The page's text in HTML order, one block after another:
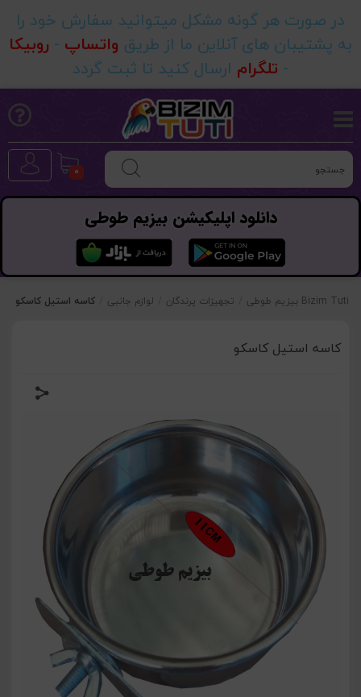
در صورت هر گونه مشکل میتوانید سفارش خود را
به پشتیبان های آنلاین ما از طریق واتساپ - روبیکا
- تلگرام ارسال کنید تا ثبت گردد
0
دانلود اپلیکیشن بیزیم طوطی
Bizim Tuti بیزیم طوطی تجهیزات پرندگان لوازم جانبی کاسه استیل کاسکو
کاسه استیل کاسکو